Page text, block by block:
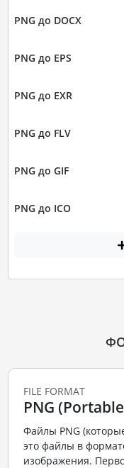
PNG до DOCX
PNG до EPS
PNG до EXR
PNG до FLV
PNG до GIF
PNG до ICO
FILE FORMAT
PNG
Файлы PNG
это файлы в
изображения.